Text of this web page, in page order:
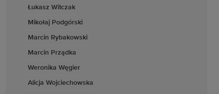
Łukasz Witczak
Mikołaj Podgórski
Marcin Rybakowski
Marcin Prządka
Weronika Węgier
Alicja Wojciechowska